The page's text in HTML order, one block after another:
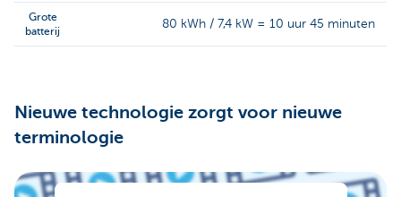
Grote
batterij
80 kWh / 7,4 kW = 10 uur 45 minuten
Nieuwe technologie zorgt voor nieuwe
terminologie